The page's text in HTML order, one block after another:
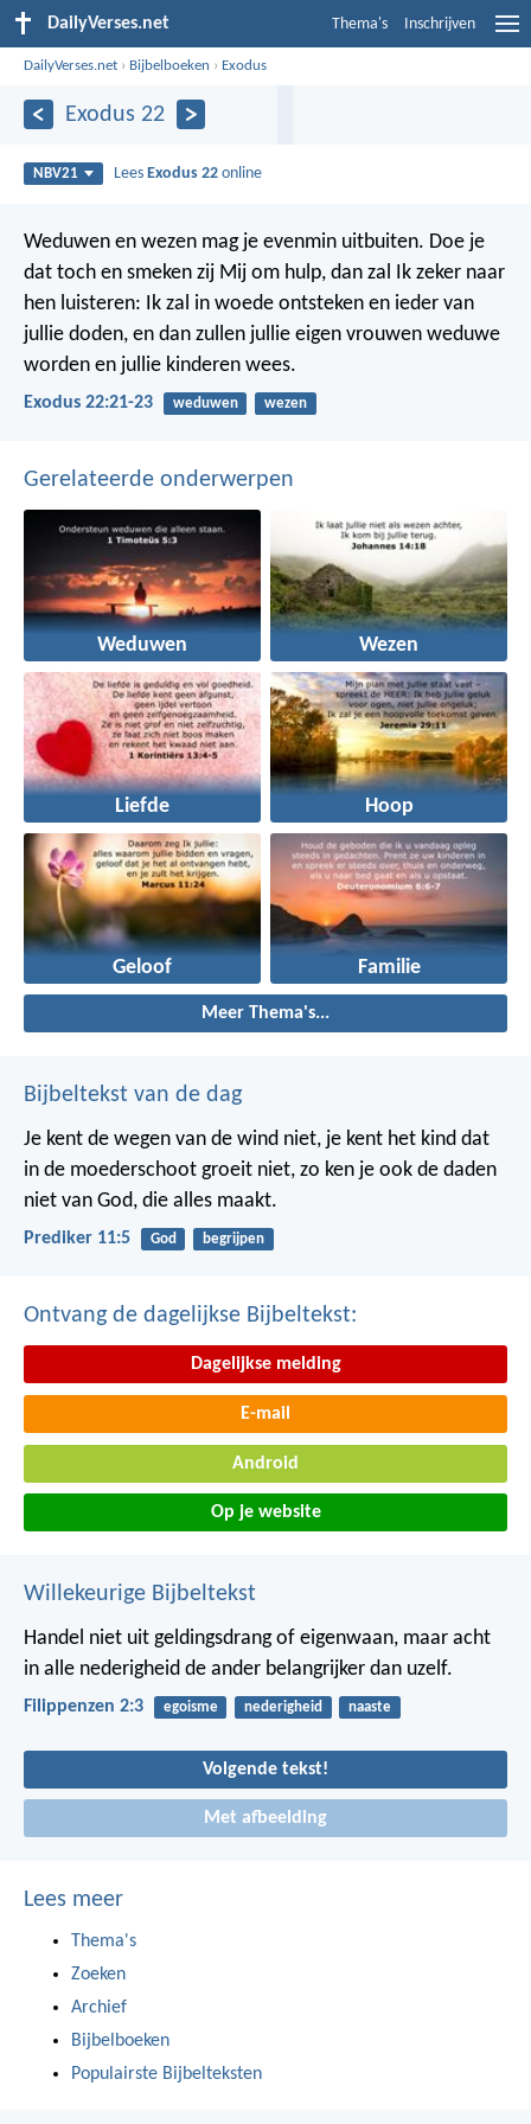
DailyVerses.net Thema's Inschrijven
DailyVerses.net › Bijbelboeken › Exodus
Exodus 22
NBV21 Lees Exodus 22 online
Weduwen en wezen mag je evenmin uitbuiten. Doe je
dat toch en smeken zij Mij om hulp, dan zal Ik zeker naar
hen luisteren: Ik zal in woede ontsteken en ieder van
jullie doden, en dan zullen jullie eigen vrouwen weduwe
worden en jullie kinderen wees.
Exodus 22:21-23 weduwen wezen
Gerelateerde onderwerpen
Weduwen Wezen
Liefde Hoop
Geloof Familie
Meer Thema's...
Bijbeltekst van de dag
Je kent de wegen van de wind niet, je kent het kind dat
in de moederschoot groeit niet, zo ken je ook de daden
niet van God, die alles maakt.
Prediker 11:5 God begrijpen
Ontvang de dagelijkse Bijbeltekst:
Dagelijkse melding
E-mail
Android
Op je website
Willekeurige Bijbeltekst
Handel niet uit geldingsdrang of eigenwaan, maar acht
in alle nederigheid de ander belangrijker dan uzelf.
Filippenzen 2:3 egoisme nederigheid naaste
Volgende tekst!
Met afbeelding
Lees meer
Thema's
Zoeken
Archief
Bijbelboeken
Populairste Bijbelteksten